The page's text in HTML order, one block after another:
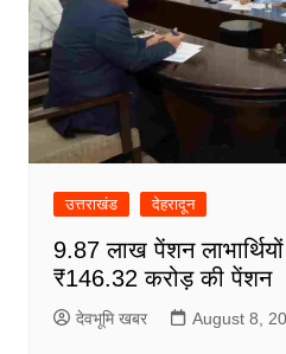
उत्तराखंड देहरादून
9.87 लाख पेंशन
₹146.32 करोड़ की पेंशन
देवभूमि खबर August 8,